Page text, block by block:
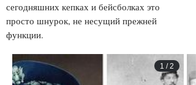
сегодняшних кепках и бейсболках это
просто шнурок, не несущий прежней
функции.
1 /2